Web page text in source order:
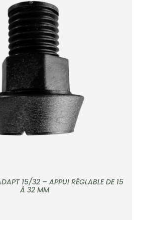
DÉTAILS
15/32 – APPUI RÉGLABLE DE 15
À 32 MM